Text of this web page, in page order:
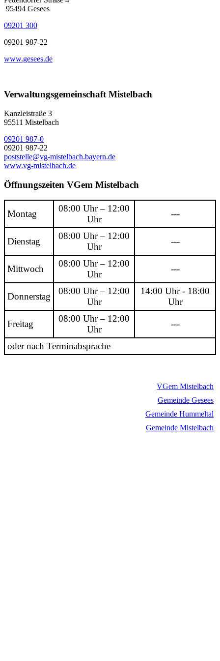
95494 Gesees
09201 300
09201 987-22
www.gesees.de
Verwaltungsgemeinschaft Mistelbach
Kanzleistraße 3
95511 Mistelbach
09201 987-0
09201 987-22
poststelle@vg-mistelbach.bayern.de
www.vg-mistelbach.de
Öffnungszeiten VGem Mistelbach
Montag
08:00 Uhr – 12:00
Uhr
---
Dienstag
08:00 Uhr – 12:00
Uhr
---
Mittwoch
08:00 Uhr – 12:00
Uhr
---
Donnerstag
08:00 Uhr – 12:00
Uhr
14:00 Uhr - 18:00
Uhr
Freitag
08:00 Uhr – 12:00
Uhr
---
oder nach Terminabsprache
VGem Mistelbach
Gemeinde Gesees
Gemeinde Hummeltal
Gemeinde Mistelbach